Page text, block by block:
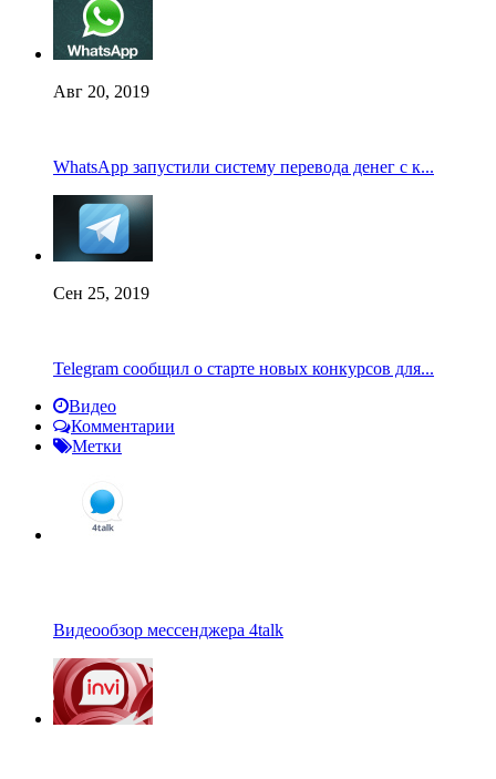
Авг 20, 2019
WhatsApp запустили систему перевода денег с к...
Сен 25, 2019
Telegram сообщил о старте новых конкурсов для...
Видео
Комментарии
Метки
Видеообзор мессенджера 4talk